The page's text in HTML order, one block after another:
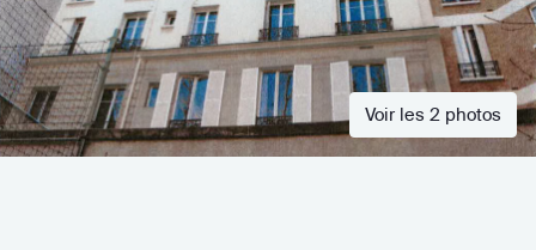
Voir les 2 photos